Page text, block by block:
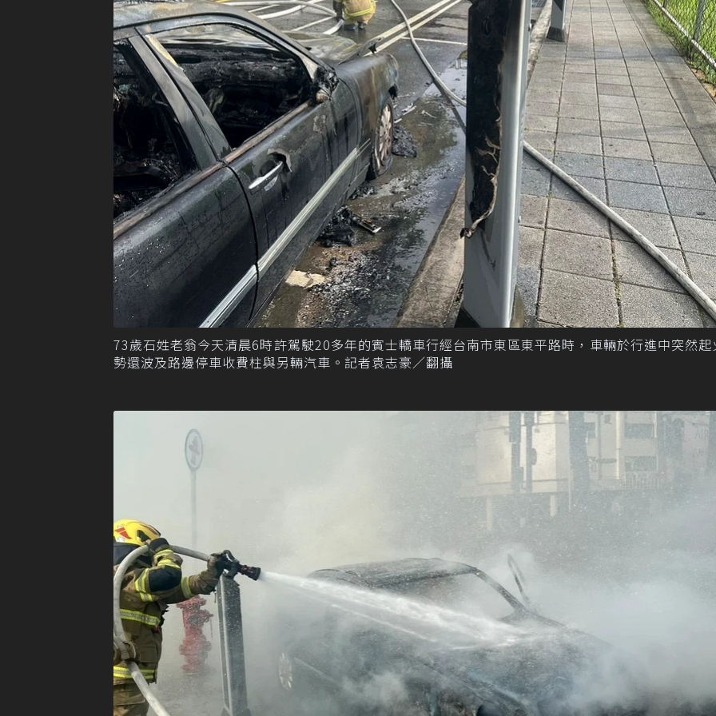
73歲石姓老翁今天清晨6時許駕駛20多年的賓士轎車行經台南市東區東平路時，車輛於行進中突然起
勢還波及路邊停車收費柱與另輛汽車。記者袁志豪／翻攝